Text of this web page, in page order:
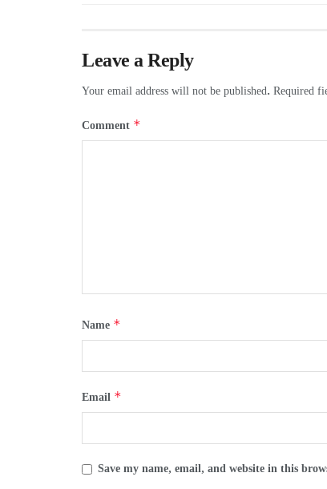
Leave a Reply
Your email address will not be published. Required
Comment *
Name *
Email *
Save my name, email, and website in this